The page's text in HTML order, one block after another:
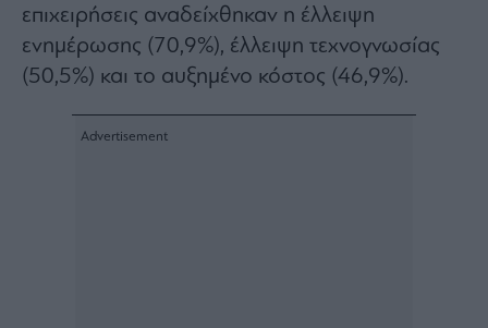
επιχειρήσεις αναδείχθηκαν η έλλειψη
ενημέρωσης (70,9%), έλλειψη τεχνογνωσίας
(50,5%) και το αυξημένο κόστος (46,9%).